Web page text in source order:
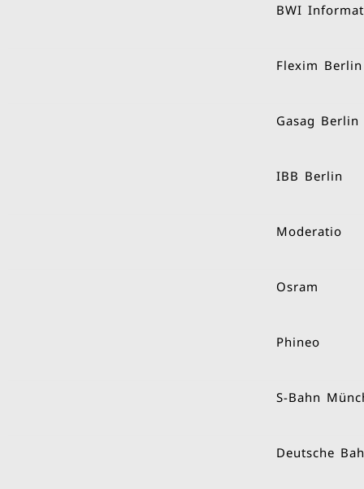
BWI
Flexim Berlin
Gasag Berlin
IBB Berlin
Moderatio
Osram
Phineo
S-Bahn
Deutsche